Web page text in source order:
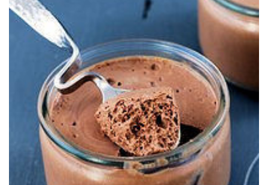
MOUSSE AU CHOCOLAT & AUX
NOISETTES VEGAN (AU TOFU
SOYEUX)
Une incroyable recette de mousse au chocolat, vegan et riche en
protéines végétales.